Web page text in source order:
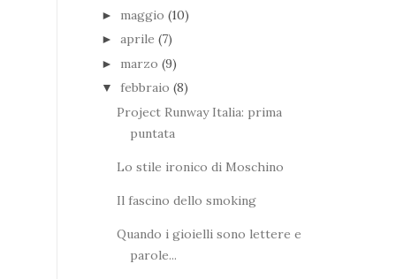
► maggio (10)
► aprile (7)
► marzo (9)
▼ febbraio (8)
Project Runway Italia: prima
puntata
Lo stile ironico di Moschino
Il fascino dello smoking
Quando i gioielli sono lettere e
parole...